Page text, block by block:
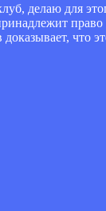
делаю для
что